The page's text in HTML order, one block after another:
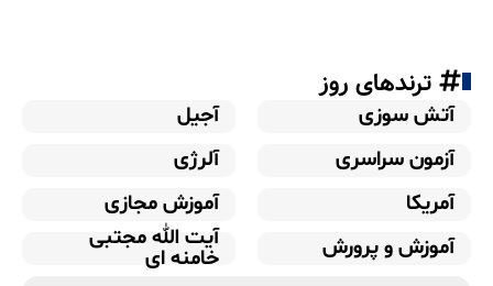
ترندهای روز
آتش سوزی
آجیل
آزمون سراسری
آلرژی
آمریکا
آموزش مجازی
آموزش و پرورش
آیت الله مجتبی
خامنه ای